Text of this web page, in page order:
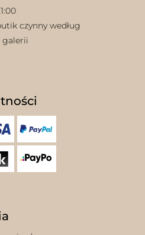
czynny według
galerii